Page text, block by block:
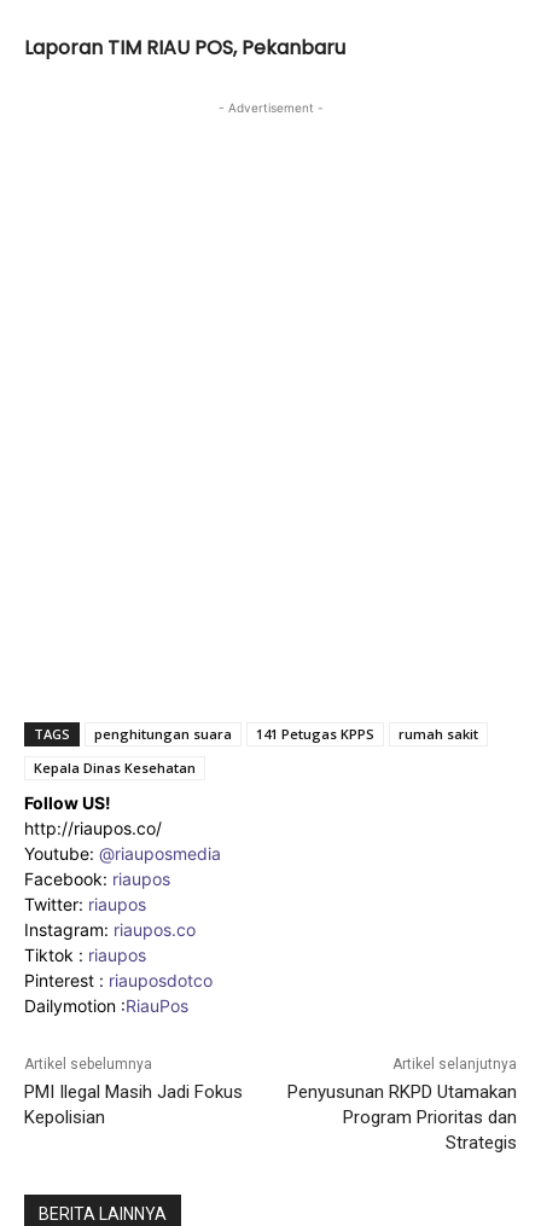
Laporan TIM RIAU POS, Pekanbaru
- Advertisement -
TAGS penghitungan suara 141 Petugas KPPS
rumah sakit
Kepala Dinas Kesehatan
Follow US!
http://riaupos.co/
Youtube: @riauposmedia
Facebook: riaupos
Twitter: riaupos
Instagram: riaupos.co
Tiktok : riaupos
Pinterest : riauposdotco
Dailymotion :RiauPos
Artikel sebelumnya
PMI Ilegal Masih Jadi Fokus
Kepolisian
Artikel selanjutnya
Penyusunan RKPD Utamakan
Program Prioritas dan
Strategis
BERITA LAINNYA